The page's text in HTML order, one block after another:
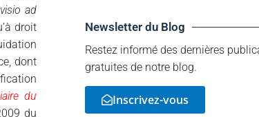
ad
droit
dont
du
du
Newsletter du Blog
Restez informé des dernières
gratuites de notre blog.
Inscrivez-vous